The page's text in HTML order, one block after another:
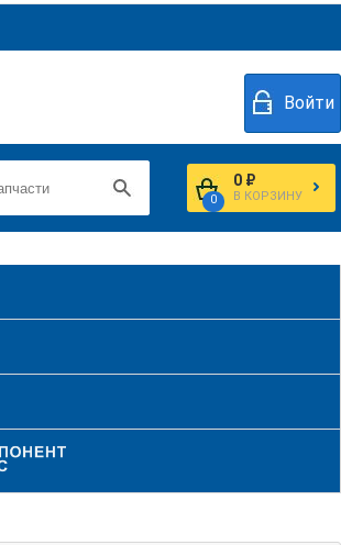
Войти
0
0 ₽
В КОРЗИНУ